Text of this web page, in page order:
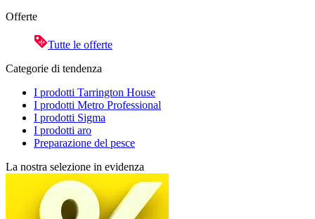
Offerte
Tutte le offerte
Categorie di tendenza
I prodotti Tarrington House
I prodotti Metro Professional
I prodotti Sigma
I prodotti aro
Preparazione del pesce
La nostra selezione in evidenza